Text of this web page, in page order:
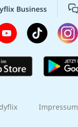
Business
Impressum